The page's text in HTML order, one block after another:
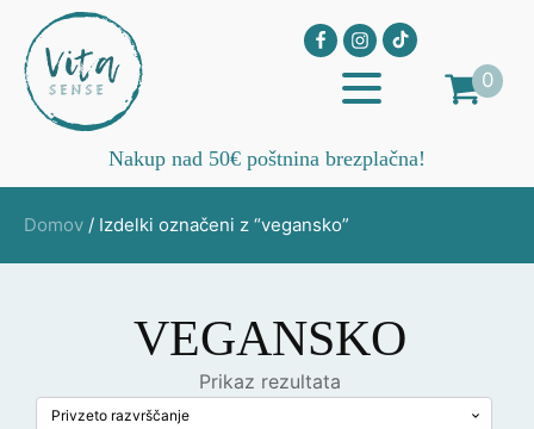
0
Nakup nad 50€ poštnina brezplačna!
Domov / Izdelki označeni z “vegansko”
VEGANSKO
Prikaz rezultata